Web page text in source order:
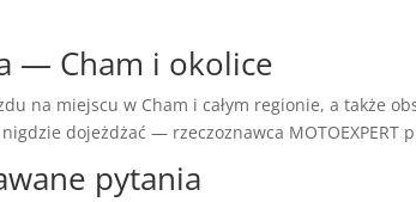
— Cham i okolice
na miejscu w Cham i całym regionie, a także
dojeżdżać — rzeczoznawca MOTOEXPERT
pytania